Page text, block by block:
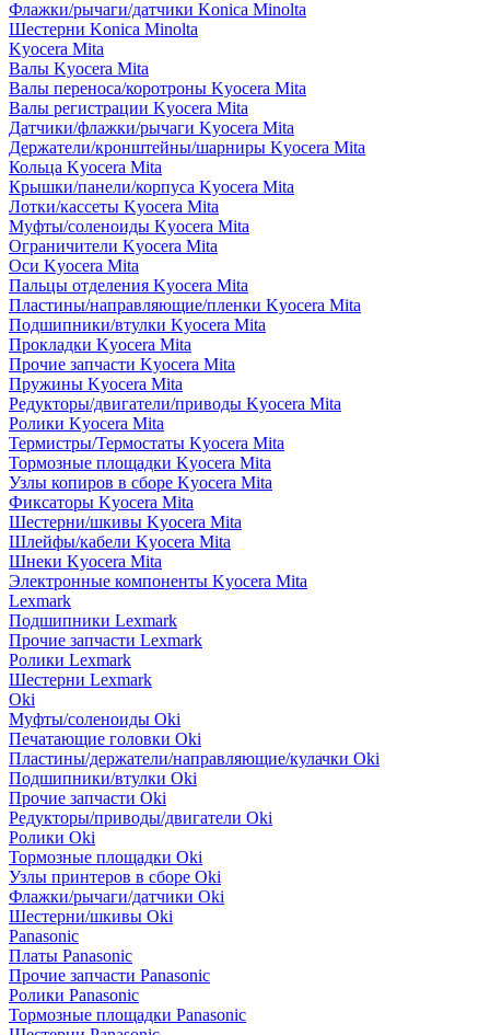
Флажки/рычаги/датчики Konica Minolta
Шестерни Konica Minolta
Kyocera Mita
Валы Kyocera Mita
Валы переноса/коротроны Kyocera Mita
Валы регистрации Kyocera Mita
Датчики/флажки/рычаги Kyocera Mita
Держатели/кронштейны/шарниры Kyocera Mita
Кольца Kyocera Mita
Крышки/панели/корпуса Kyocera Mita
Лотки/кассеты Kyocera Mita
Муфты/соленоиды Kyocera Mita
Ограничители Kyocera Mita
Оси Kyocera Mita
Пальцы отделения Kyocera Mita
Пластины/направляющие/пленки Kyocera Mita
Подшипники/втулки Kyocera Mita
Прокладки Kyocera Mita
Прочие запчасти Kyocera Mita
Пружины Kyocera Mita
Редукторы/двигатели/приводы Kyocera Mita
Ролики Kyocera Mita
Термистры/Термостаты Kyocera Mita
Тормозные площадки Kyocera Mita
Узлы копиров в сборе Kyocera Mita
Фиксаторы Kyocera Mita
Шестерни/шкивы Kyocera Mita
Шлейфы/кабели Kyocera Mita
Шнеки Kyocera Mita
Электронные компоненты Kyocera Mita
Lexmark
Подшипники Lexmark
Прочие запчасти Lexmark
Ролики Lexmark
Шестерни Lexmark
Oki
Муфты/соленоиды Oki
Печатающие головки Oki
Пластины/держатели/направляющие/кулачки Oki
Подшипники/втулки Oki
Прочие запчасти Oki
Редукторы/приводы/двигатели Oki
Ролики Oki
Тормозные площадки Oki
Узлы принтеров в сборе Oki
Флажки/рычаги/датчики Oki
Шестерни/шкивы Oki
Panasonic
Платы Panasonic
Прочие запчасти Panasonic
Ролики Panasonic
Тормозные площадки Panasonic